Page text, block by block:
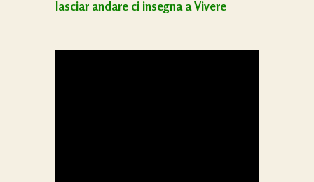
lasciar andare ci insegna a Vivere